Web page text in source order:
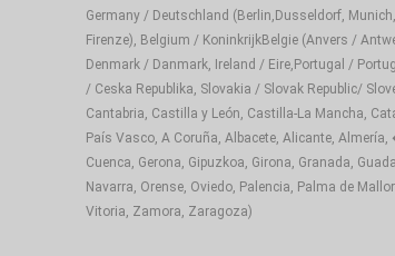
Germany / Deutschland (Berlin,Dusseldorf,
Firenze), Belgium / KoninkrijkBelgie (Anvers /
Denmark / Danmark, Ireland / Eire,Portugal /
/ Ceska Republika, Slovakia / Slovak Republic/
Cantabria, Castilla y León, Castilla-La Mancha,
País Vasco, A Coruña, Albacete, Alicante,
Cuenca, Gerona, Gipuzkoa, Girona, Granada,
Navarra, Orense, Oviedo, Palencia, Palma de
Vitoria, Zamora, Zaragoza)